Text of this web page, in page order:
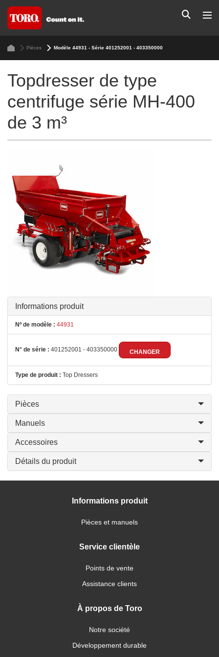
Pièces Modèle 44931 - Série 401252001 - 403350000
Topdresser de type
centrifuge série MH-400
de 3 m³
Informations produit
Nº de modèle : 44931
N° de série : 401252001 - 403350000 CHANGER
Type de produit : Top Dressers
Pièces
Manuels
Accessoires
Détails du produit
Informations produit
Pièces et manuels
Service clientèle
Points de vente
Assistance clients
À propos de Toro
Notre société
Développement durable